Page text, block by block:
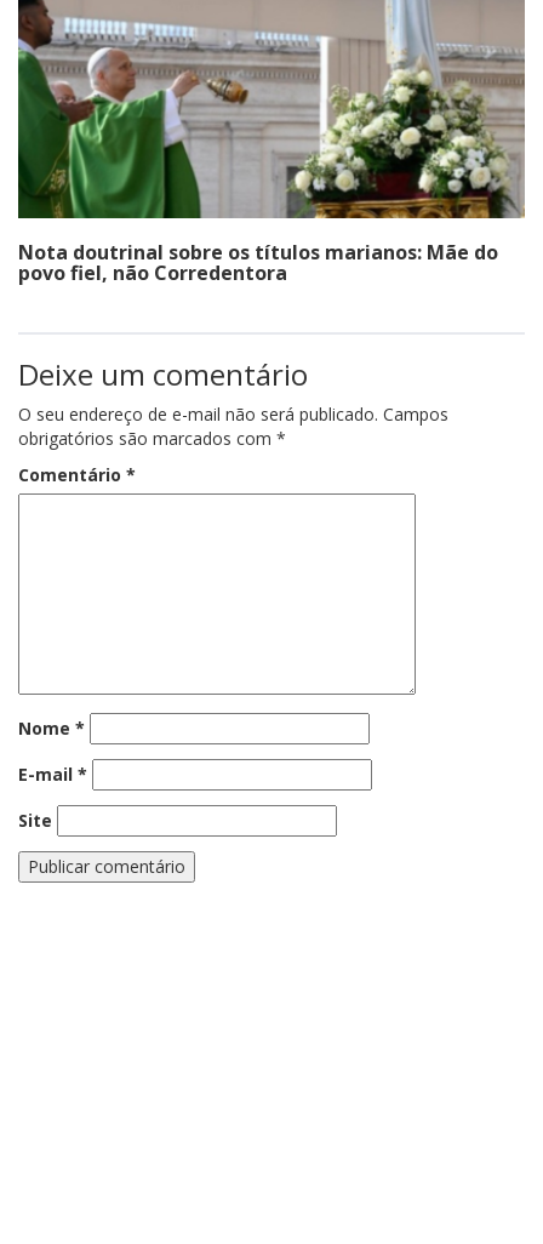
Nota doutrinal sobre os títulos marianos: Mãe do
povo fiel, não Corredentora
Deixe um comentário
O seu endereço de e-mail não será publicado. Campos
obrigatórios são marcados com *
Comentário *
Nome *
E-mail *
Site